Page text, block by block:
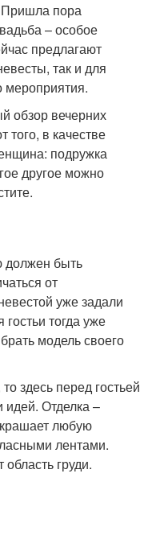
Пришла пора
– особое
предлагают
так и для
мероприятия.
обзор вечерних
того, в качестве
подружка
другое можно
должен быть
от
уже задали
тогда уже
модель своего
здесь перед гостьей
идей. Отделка –
любую
лентами.
груди.